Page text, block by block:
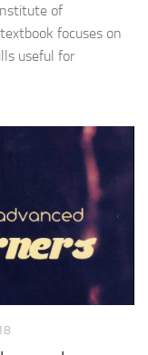
of
focuses on
useful for